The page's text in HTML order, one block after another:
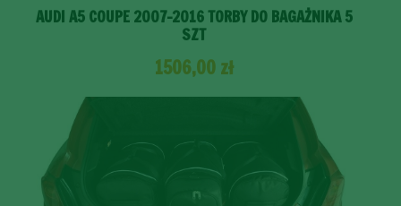
AUDI A5 COUPE 2007-2016 TORBY DO BAGAŻNIKA 5
SZT
1506,00 zł